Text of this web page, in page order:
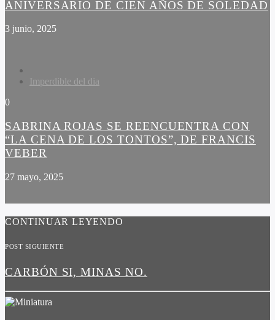
ANIVERSARIO DE CIEN AÑOS DE SOLEDAD
3 junio, 2025
Imperdible del dia
0
SABRINA ROJAS SE REENCUENTRA CON
“LA CENA DE LOS TONTOS”, DE FRANCIS
VEBER
27 mayo, 2025
CONTINUAR LEYENDO
POST SIGUIENTE
CARBÓN SI, MINAS NO.